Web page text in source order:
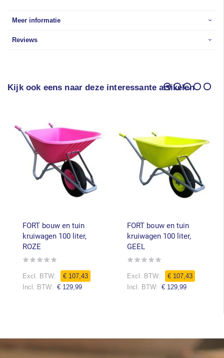
Meer informatie
Reviews
Kijk ook eens naar deze interessante artikelen
FORT bouw en tuin
kruiwagen 100 liter,
ROZE
Rating:
€ 107,43
€ 129,99
FORT bouw en tuin
kruiwagen 100 liter,
GEEL
Rating:
€ 107,43
€ 129,99